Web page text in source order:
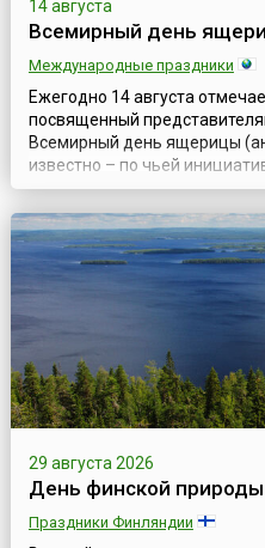
14 августа
Всемирный день
Международные праздники
Ежегодно 14 августа
посвященный
Всемирный день ящерицы
известно – по чьей
Но, по одной из версий,
американскому биологу
году придумал этот
внимания к угрозам,
29 августа 2026
День финской природы
Праздники Финляндии